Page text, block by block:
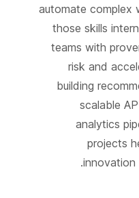
automate complex
those skills
teams with
risk and
building
scalable
analytics
projects
innovation